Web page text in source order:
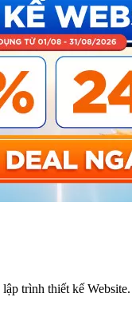
trình thiết kế Website.